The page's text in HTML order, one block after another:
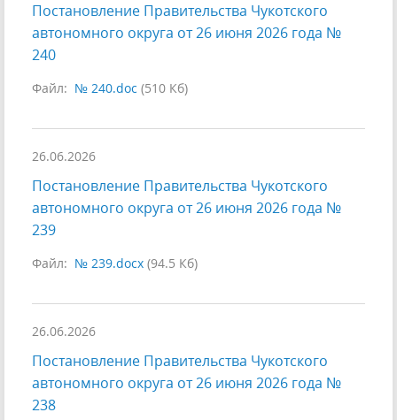
Постановление Правительства Чукотского
автономного округа от 26 июня 2026 года №
240
Файл: № 240.doc (510 Кб)
26.06.2026
Постановление Правительства Чукотского
автономного округа от 26 июня 2026 года №
239
Файл: № 239.docx (94.5 Кб)
26.06.2026
Постановление Правительства Чукотского
автономного округа от 26 июня 2026 года №
238